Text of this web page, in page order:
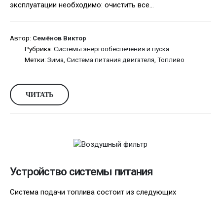
эксплуатации необходимо: очистить все...
Автор: Семёнов Виктор
Рубрика: Системы энергообеспечения и пуска
Метки: Зима Система питания двигателя Топливо
ЧИТАТЬ
Устройство системы питания
Система подачи топлива состоит из следующих